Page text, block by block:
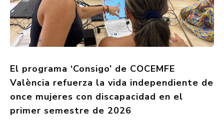
El programa ‘Consigo’ de COCEMFE
València refuerza la vida independiente de
once mujeres con discapacidad en el
primer semestre de 2026